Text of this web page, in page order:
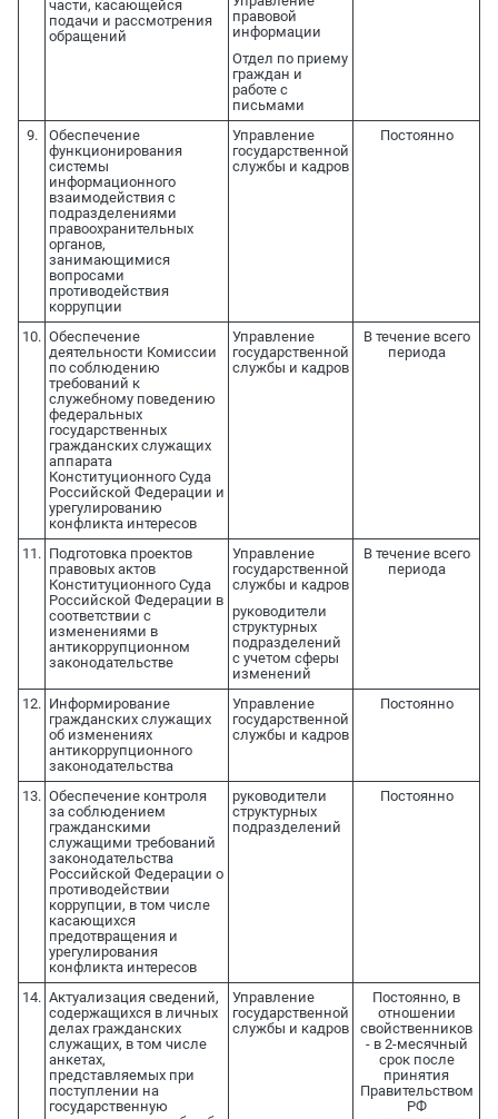
части, касающейся
подачи и рассмотрения
обращений
правовой
информации
Отдел по приему
граждан и
работе с
письмами
9.
Обеспечение
функционирования
системы
информационного
взаимодействия с
подразделениями
правоохранительных
органов,
занимающимися
вопросами
противодействия
коррупции
Управление
государственной
службы и кадров
Постоянно
10. Обеспечение
деятельности Комиссии
по соблюдению
требований к
служебному поведению
федеральных
государственных
гражданских служащих
аппарата
Конституционного Суда
Российской Федерации и
урегулированию
конфликта интересов
Управление
государственной
службы и кадров
В течение всего
периода
11. Подготовка проектов
правовых актов
Конституционного Суда
Российской Федерации в
соответствии с
изменениями в
антикоррупционном
законодательстве
Управление
государственной
службы и кадров
руководители
структурных
подразделений
с учетом сферы
изменений
В течение всего
периода
12. Информирование
гражданских служащих
об изменениях
антикоррупционного
законодательства
Управление
государственной
службы и кадров
Постоянно
13. Обеспечение контроля
за соблюдением
гражданскими
служащими требований
законодательства
Российской Федерации о
противодействии
коррупции, в том числе
касающихся
предотвращения и
урегулирования
конфликта интересов
руководители
структурных
подразделений
Постоянно
14. Актуализация сведений,
содержащихся в личных
делах гражданских
служащих, в том числе
анкетах,
представляемых при
поступлении на
государственную
Управление
государственной
службы и кадров
Постоянно, в
отношении
свойственников
- в 2-месячный
срок после
принятия
Правительством
РФ